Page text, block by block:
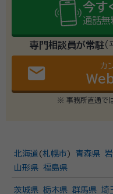
今す
通話
専門相談員が常駐
email カ
※ 事務所直通では
北海道 (札幌市) 青森県
山形県 福島県
茨城県 栃木県 群馬県 埼